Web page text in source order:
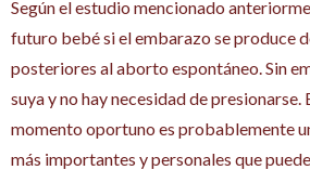
Según el estudio mencionado
futuro bebé si el embarazo se produce
posteriores al aborto espontáneo. Sin
suya y no hay necesidad de
momento oportuno es probablemente
más importantes y personales que